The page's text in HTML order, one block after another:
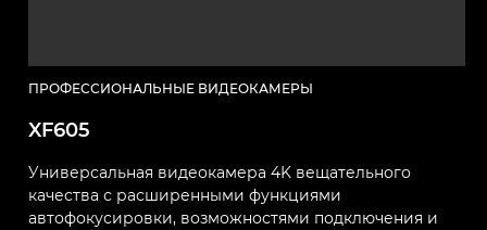
ПРОФЕССИОНАЛЬНЫЕ ВИДЕОКАМЕРЫ
XF605
Универсальная видеокамера 4K вещательного
качества с расширенными функциями
автофокусировки, возможностями подключения и